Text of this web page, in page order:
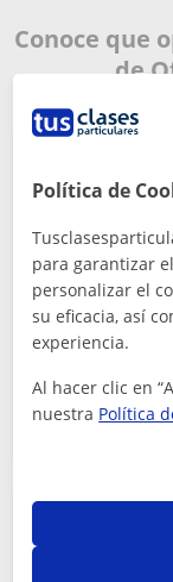
Conoce que
de
Excelente
Jose Gomez
5 hace
Política de
para garantizar
personalizar el
su eficacia, así
experiencia.
Al hacer clic en
nuestra Política